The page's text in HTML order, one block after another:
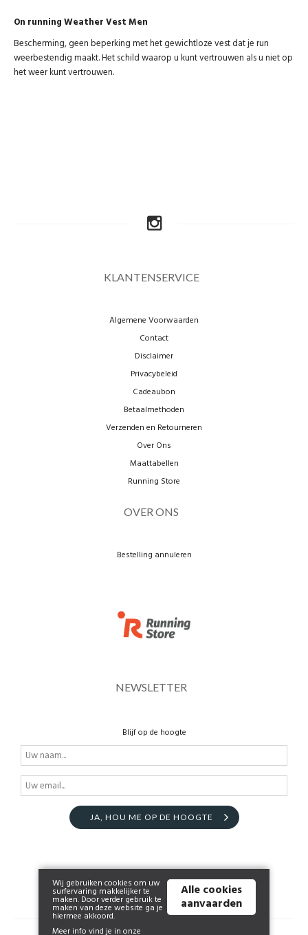
On running Weather Vest Men
Bescherming, geen beperking met het gewichtloze vest dat je run
weerbestendig maakt. Het schild waarop u kunt vertrouwen als u niet op
het weer kunt vertrouwen.
KLANTENSERVICE
Algemene Voorwaarden
Contact
Disclaimer
Privacybeleid
Cadeaubon
Betaalmethoden
Verzenden en Retourneren
Over Ons
Maattabellen
Running Store
OVER ONS
Bestelling annuleren
NEWSLETTER
Blijf op de hoogte
JA, HOU ME OP DE HOOGTE
Wij gebruiken cookies om uw
surfervaring makkelijker te
maken. Door verder gebruik te
maken van deze website ga je
hiermee akkoord.
Meer info vind je in onze
Alle cookies
aanvaarden